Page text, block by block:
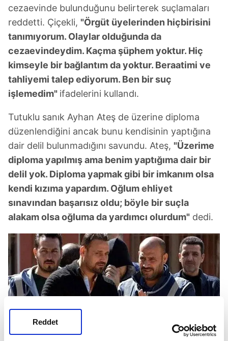
Reddet
cezaevinde bulunduğunu belirterek suçlamaları
reddetti. Çiçekli, "Örgüt üyelerinden hiçbirisini
tanımıyorum. Olaylar olduğunda da
cezaevindeydim. Kaçma şüphem yoktur. Hiç
kimseyle bir bağlantım da yoktur. Beraatimi ve
tahliyemi talep ediyorum. Ben bir suç
işlemedim" ifadelerini kullandı.
Tutuklu sanık Ayhan Ateş de üzerine diploma
düzenlendiğini ancak bunu kendisinin yaptığına
dair delil bulunmadığını savundu. Ateş, "Üzerime
diploma yapılmış ama benim yaptığıma dair bir
delil yok. Diploma yapmak gibi bir imkanım olsa
kendi kızıma yapardım. Oğlum ehliyet
sınavından başarısız oldu; böyle bir suçla
alakam olsa oğluma da yardımcı olurdum" dedi.